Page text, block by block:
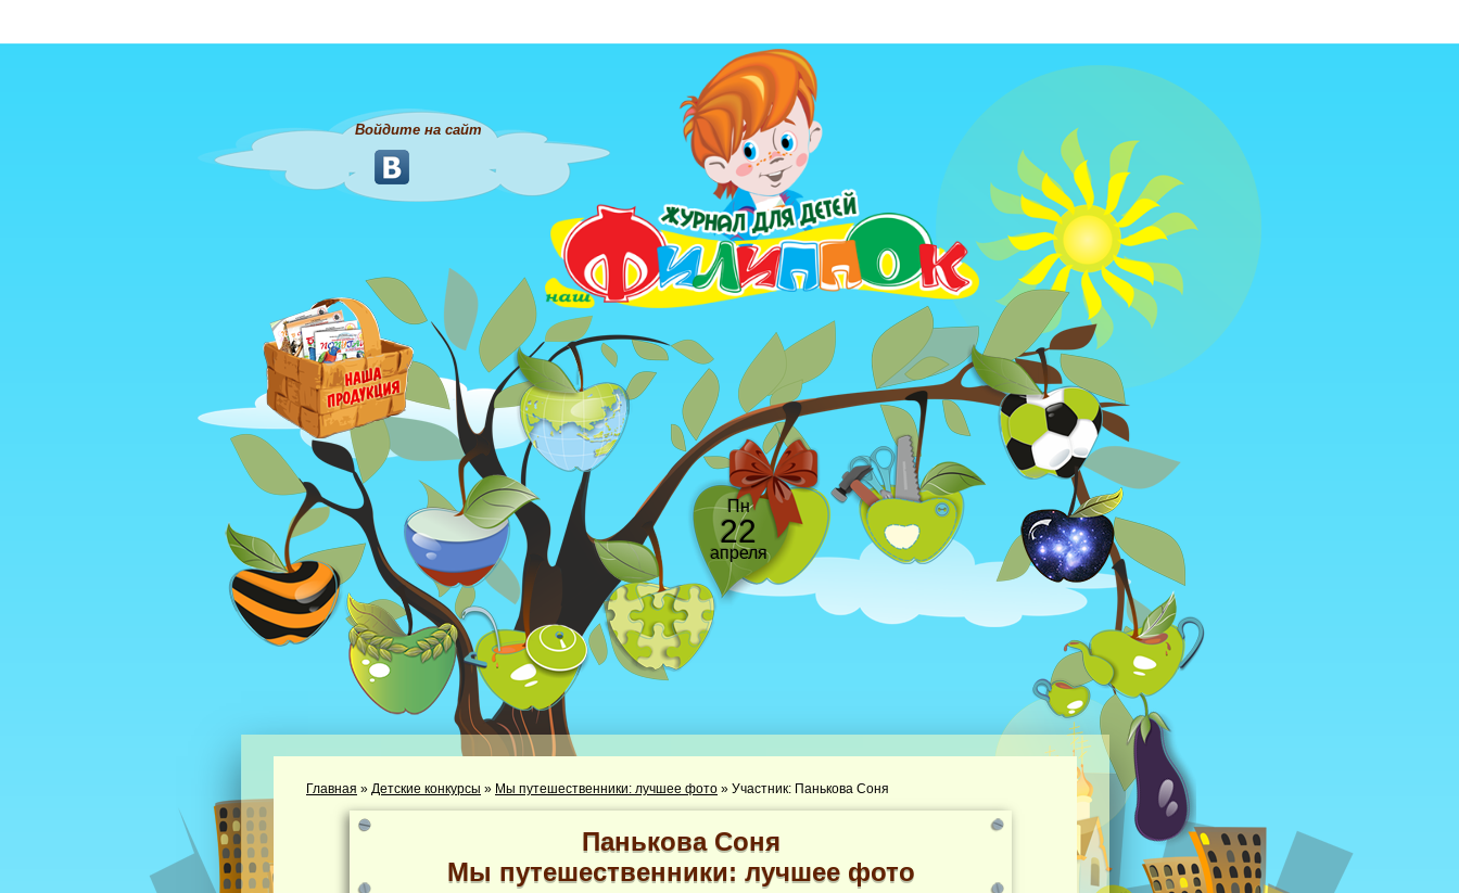
Войдите на сайт
Пн
22
апреля
Главная » Детские конкурсы » Мы путешественники: лучшее фото » Участник: Панькова Соня
Панькова Соня
Мы путешественники: лучшее фото